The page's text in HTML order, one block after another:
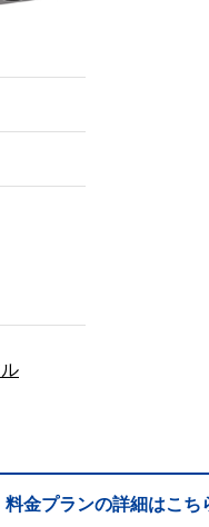
料金プランの詳細はこち